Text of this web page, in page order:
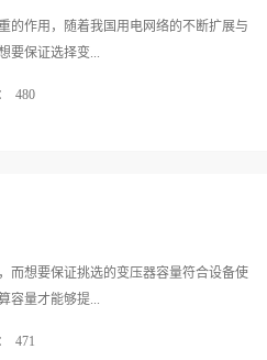
，对于使用场地来说更有意义。第三、选
时工艺颇为复杂，尤其对于选材极其严
、使用环境宽泛之所以说机床控制变压
的作用，随着我国用电网络的不断扩展与
要保证选择变...
的负荷量也有着较大的区别，因此消费者
的产品，才能够从根本上保证设备运转不
够为设备正常运转提供更加优质的环境。
环境因素也会影响变压器使用情况和设
情况下所能承受的负荷，并且选择超于
480
而想要保证挑选的变压器容量符合设备使
容量才能够提...
471